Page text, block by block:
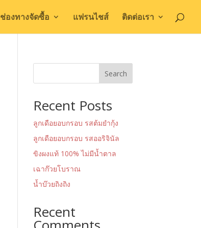
ช่องทางจัดซื้อ แฟรนไชส์ ติดต่อเรา
Search
Recent Posts
ลูกเดือยอบกรอบ รสต้มยำกุ้ง
ลูกเดือยอบกรอบ รสออริจินัล
ขิงผงแท้ 100% ไม่มีน้ำตาล
เฉาก๊วยโบราณ
น้ำบ๊วยถิงถิง
Recent